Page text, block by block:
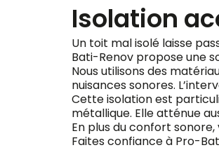
Isolation
Un toit mal isolé laisse
Bati-Renov propose une
Nous utilisons des
nuisances sonores.
Cette isolation est
métallique. Elle atténue
En plus du confort
Faites confiance à Pro-